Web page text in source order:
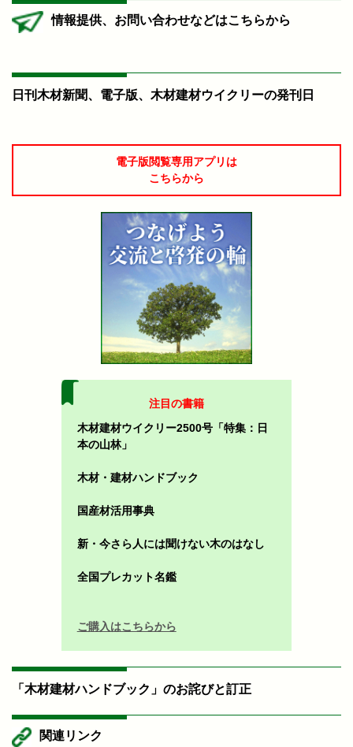
情報提供、お問い合わせなどはこちらから
日刊木材新聞、電子版、木材建材ウイクリーの発刊日
電子版閲覧専用アプリは
こちらから
注目の書籍
木材建材ウイクリー2500号「特集：日
本の山林」
木材・建材ハンドブック
国産材活用事典
新・今さら人には聞けない木のはなし
全国プレカット名鑑
ご購入はこちらから
「木材建材ハンドブック」のお詫びと訂正
関連リンク